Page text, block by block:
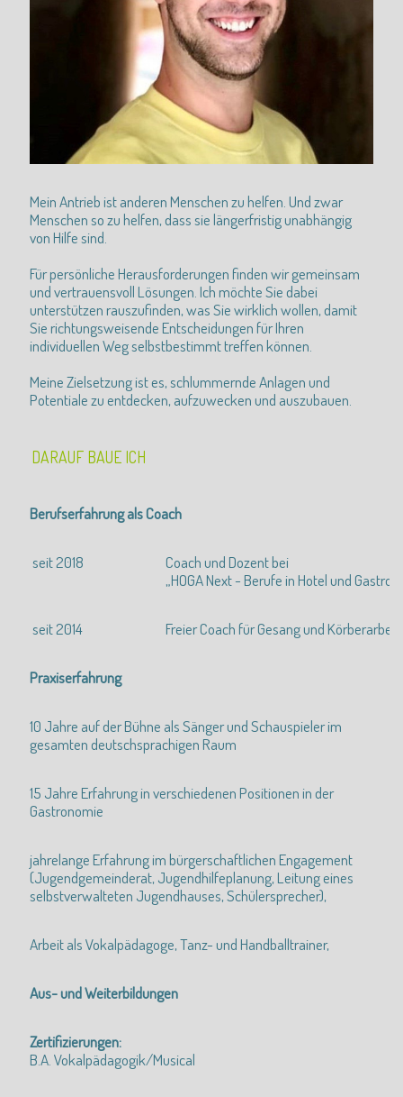
Mein Antrieb ist anderen Menschen zu helfen. Und zwar
Menschen so zu helfen, dass sie längerfristig unabhängig
von Hilfe sind.
Für persönliche Herausforderungen finden wir gemeinsam
und vertrauensvoll Lösungen. Ich möchte Sie dabei
unterstützen rauszufinden, was Sie wirklich wollen, damit
Sie richtungsweisende Entscheidungen für Ihren
individuellen Weg selbstbestimmt treffen können.
Meine Zielsetzung ist es, schlummernde Anlagen und
Potentiale zu entdecken, aufzuwecken und auszubauen.
DARAUF BAUE ICH
Berufserfahrung als Coach
seit 2018
Coach und Dozent bei
„HOGA Next - Berufe in Hotel und
seit 2014 Freier Coach für Gesang und Körberarbeit
Praxiserfahrung
10 Jahre auf der Bühne als Sänger und Schauspieler im
gesamten deutschsprachigen Raum
15 Jahre Erfahrung in verschiedenen Positionen in der
Gastronomie
jahrelange Erfahrung im bürgerschaftlichen Engagement
(Jugendgemeinderat, Jugendhilfeplanung, Leitung eines
selbstverwalteten Jugendhauses, Schülersprecher),
Arbeit als Vokalpädagoge, Tanz- und Handballtrainer,
Aus- und Weiterbildungen
Zertifizierungen:
B.A. Vokalpädagogik/Musical